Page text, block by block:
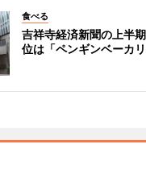
食べる
吉祥寺経済新聞の上半
位は「ペンギンベーカリ